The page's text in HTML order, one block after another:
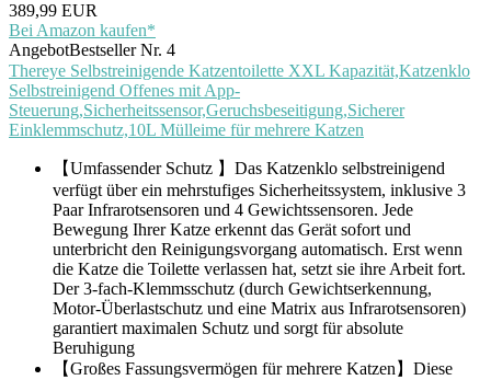
389,99 EUR
Bei Amazon kaufen*
AngebotBestseller Nr. 4
Thereye Selbstreinigende Katzentoilette XXL Kapazität,Katzenklo
Selbstreinigend Offenes mit App-
Steuerung,Sicherheitssensor,Geruchsbeseitigung,Sicherer
Einklemmschutz,10L Mülleime für mehrere Katzen
【Umfassender Schutz 】Das Katzenklo selbstreinigend
verfügt über ein mehrstufiges Sicherheitssystem, inklusive 3
Paar Infrarotsensoren und 4 Gewichtssensoren. Jede
Bewegung Ihrer Katze erkennt das Gerät sofort und
unterbricht den Reinigungsvorgang automatisch. Erst wenn
die Katze die Toilette verlassen hat, setzt sie ihre Arbeit fort.
Der 3-fach-Klemmsschutz (durch Gewichtserkennung,
Motor-Überlastschutz und eine Matrix aus Infrarotsensoren)
garantiert maximalen Schutz und sorgt für absolute
Beruhigung
【Großes Fassungsvermögen für mehrere Katzen】Diese